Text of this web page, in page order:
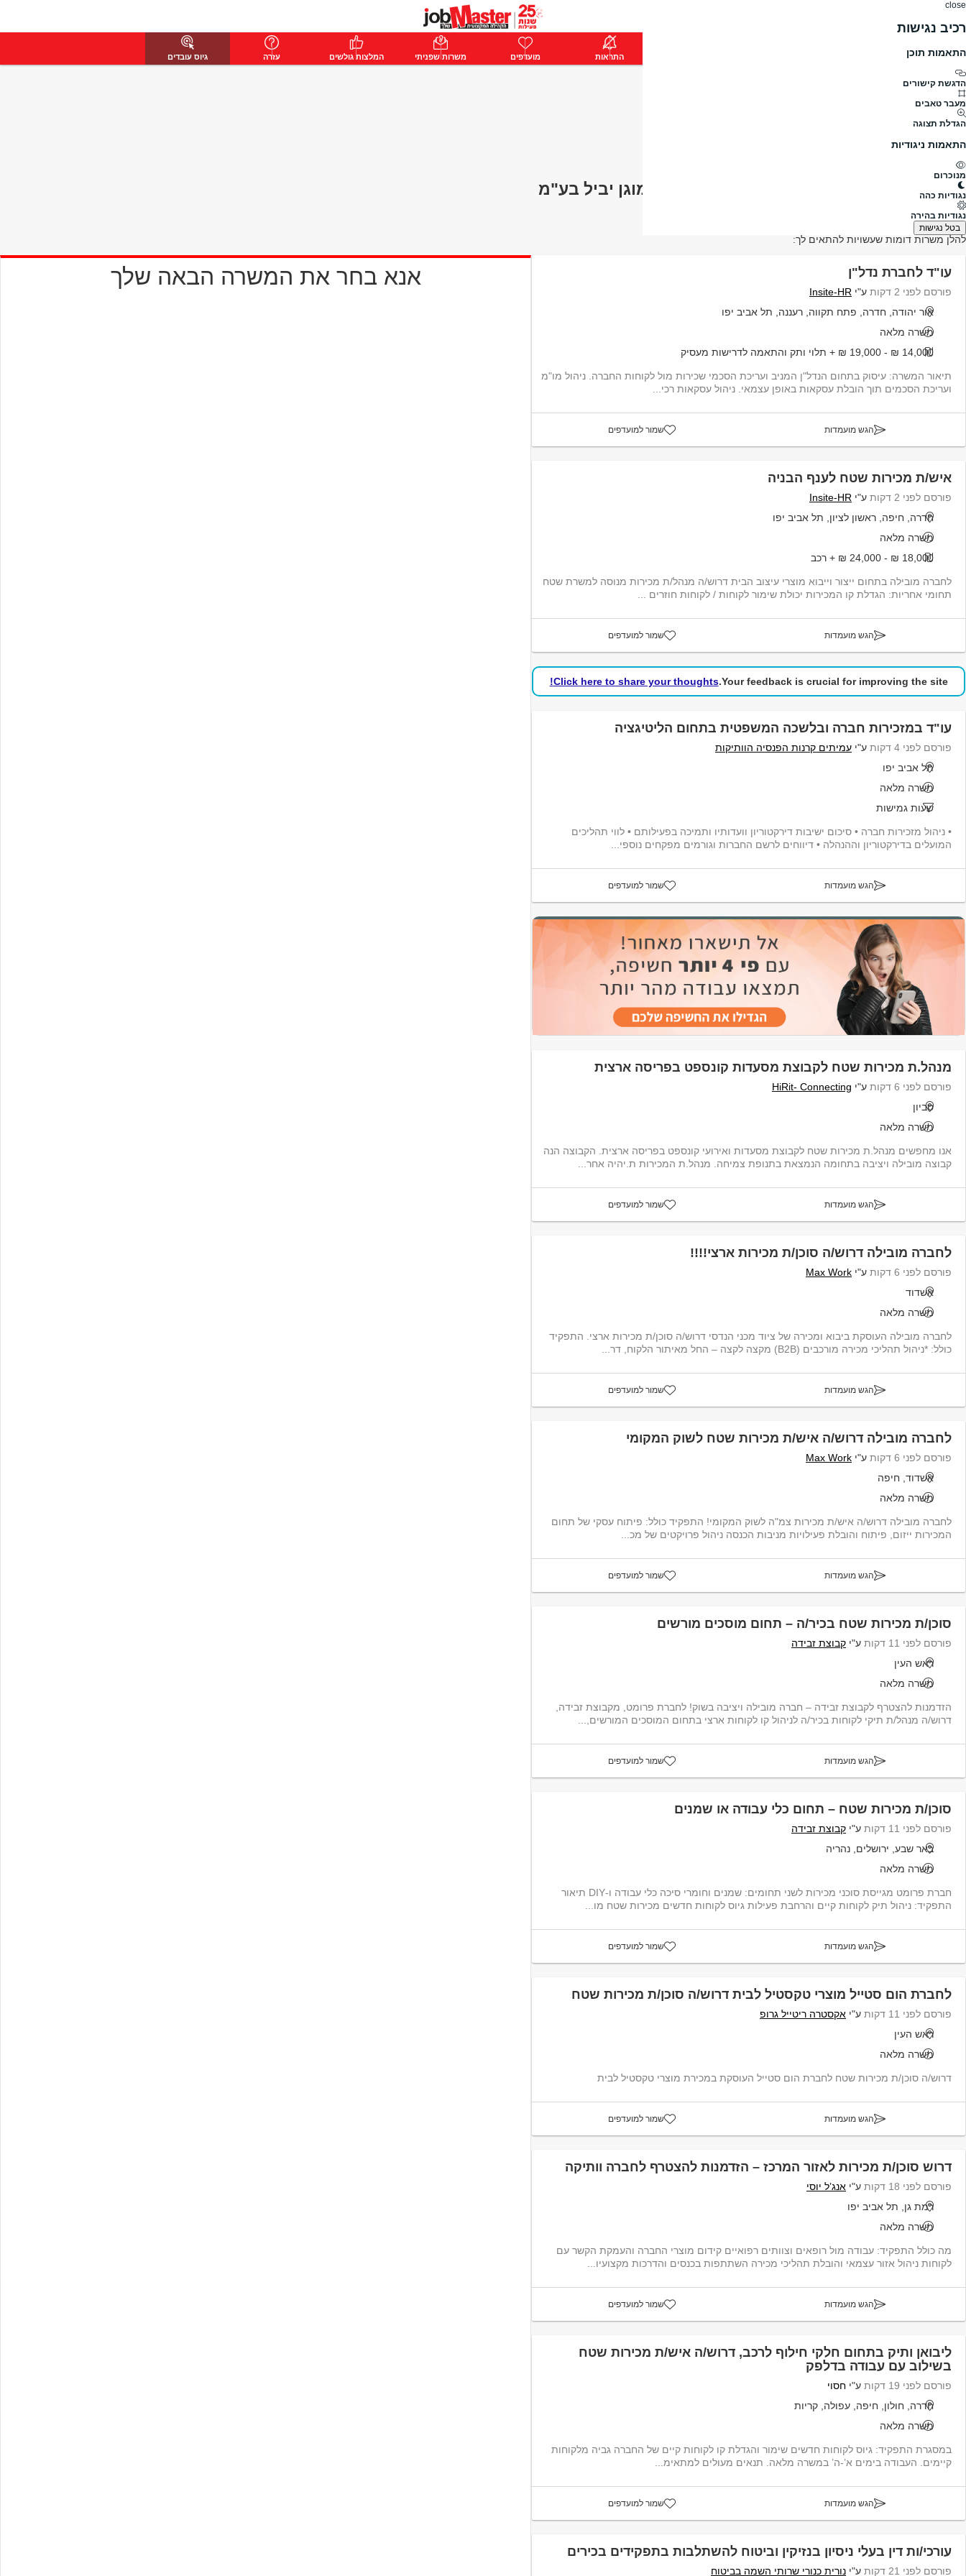
close
רכיב נגישות
התאמות תוכן
הדגשת קישורים
מעבר טאבים
הגדלת תצוגה
התאמות ניגודיות
מנוכרום
נגודיות כהה
נגודיות בהירה
בטל נגישות
פרימיום התחבר התראות מועדפים משרות שפניתי המלצות גולשים עזרה גיוס עובדים
דרושים
מרחב מוגן יביל בע"מ דרושים
גודל חברה
לא צויין
פרופיל חברה
לא מצאנו משרות רלוונטיות בחברת: מרחב מוגן יביל בע"מ
להלן משרות דומות שעשויות להתאים לך:
עו"ד לחברת נדל"ן
פורסם לפני 2 דקות ע"י Insite-HR
אור יהודה, חדרה, פתח תקווה, רעננה, תל אביב יפו
משרה מלאה
14,000 ₪ - 19,000 ₪ + תלוי ותק והתאמה לדרישות מעסיק
תיאור המשרה: עיסוק בתחום הנדל"ן המניב ועריכת הסכמי שכירות מול לקוחות החברה. ניהול מו"מ
ועריכת הסכמים תוך הובלת עסקאות באופן עצמאי. ניהול עסקאות רכי...
הגש מועמדות שמור למועדפים
איש/ת מכירות שטח לענף הבניה
פורסם לפני 2 דקות ע"י Insite-HR
חדרה, חיפה, ראשון לציון, תל אביב יפו
משרה מלאה
18,000 ₪ - 24,000 ₪ + רכב
לחברה מובילה בתחום ייצור וייבוא מוצרי עיצוב הבית דרוש/ה מנהל/ת מכירות מנוסה למשרת שטח
תחומי אחריות: הגדלת קו המכירות יכולת שימור לקוחות / לקוחות חוזרים ...
הגש מועמדות שמור למועדפים
Your feedback is crucial for improving the site.
Click here to share your thoughts!
עו"ד במזכירות חברה ובלשכה המשפטית בתחום הליטיגציה
פורסם לפני 4 דקות ע"י עמיתים קרנות הפנסיה הוותיקות
תל אביב יפו
משרה מלאה
שעות גמישות
• ניהול מזכירות חברה • סיכום ישיבות דירקטוריון וועדותיו ותמיכה בפעילותם • לווי תהליכים
המועלים בדירקטוריון וההנהלה • דיווחים לרשם החברות וגורמים מפקחים נוספי...
הגש מועמדות שמור למועדפים
מנהל.ת מכירות שטח לקבוצת מסעדות קונספט בפריסה ארצית
פורסם לפני 6 דקות ע"י HiRit- Connecting
סביון
משרה מלאה
אנו מחפשים מנהל.ת מכירות שטח לקבוצת מסעדות ואירועי קונספט בפריסה ארצית. הקבוצה הנה
קבוצה מובילה ויציבה בתחומה הנמצאת בתנופת צמיחה. מנהל.ת המכירות ת.יהיה אחר...
הגש מועמדות שמור למועדפים
לחברה מובילה דרוש/ה סוכן/ת מכירות ארצי!!!!
פורסם לפני 6 דקות ע"י Max Work
אשדוד
משרה מלאה
לחברה מובילה העוסקת ביבוא ומכירה של ציוד מכני הנדסי דרוש/ה סוכן/ת מכירות ארצי. התפקיד
כולל: *ניהול תהליכי מכירה מורכבים (B2B) מקצה לקצה – החל מאיתור הלקוח, דר...
הגש מועמדות שמור למועדפים
לחברה מובילה דרוש/ה איש/ת מכירות שטח לשוק המקומי
פורסם לפני 6 דקות ע"י Max Work
אשדוד, חיפה
משרה מלאה
לחברה מובילה דרוש/ה איש/ת מכירות צמ"ה לשוק המקומי! התפקיד כולל: פיתוח עסקי של תחום
המכירות ייזום, פיתוח והובלת פעילויות מניבות הכנסה ניהול פרויקטים של מכ...
הגש מועמדות שמור למועדפים
סוכן/ת מכירות שטח בכיר/ה – תחום מוסכים מורשים
פורסם לפני 11 דקות ע"י קבוצת זבידה
ראש העין
משרה מלאה
הזדמנות להצטרף לקבוצת זבידה – חברה מובילה ויציבה בשוק! לחברת פרומט, מקבוצת זבידה,
דרוש/ה מנהל/ת תיקי לקוחות בכיר/ה לניהול קו לקוחות ארצי בתחום המוסכים המורשים,...
הגש מועמדות שמור למועדפים
סוכן/ת מכירות שטח – תחום כלי עבודה או שמנים
פורסם לפני 11 דקות ע"י קבוצת זבידה
באר שבע, ירושלים, נהריה
משרה מלאה
חברת פרומט מגייסת סוכני מכירות לשני תחומים: שמנים וחומרי סיכה כלי עבודה ו-DIY תיאור
התפקיד: ניהול תיק לקוחות קיים והרחבת פעילות גיוס לקוחות חדשים מכירות שטח מו...
הגש מועמדות שמור למועדפים
לחברת הום סטייל מוצרי טקסטיל לבית דרוש/ה סוכן/ת מכירות שטח
פורסם לפני 11 דקות ע"י אקסטרה ריטייל גרופ
ראש העין
משרה מלאה
דרוש/ה סוכן/ת מכירות שטח לחברת הום סטייל העוסקת במכירת מוצרי טקסטיל לבית
הגש מועמדות שמור למועדפים
דרוש סוכן/ת מכירות לאזור המרכז – הזדמנות להצטרף לחברה וותיקה
פורסם לפני 18 דקות ע"י אנג’ל יוסי
רמת גן, תל אביב יפו
משרה מלאה
מה כולל התפקיד: עבודה מול רופאים וצוותים רפואיים קידום מוצרי החברה והעמקת הקשר עם
לקוחות ניהול אזור עצמאי והובלת תהליכי מכירה השתתפות בכנסים והדרכות מקצועיו...
הגש מועמדות שמור למועדפים
ליבואן ותיק בתחום חלקי חילוף לרכב, דרוש/ה איש/ת מכירות שטח
בשילוב עם עבודה בדלפק
פורסם לפני 19 דקות ע"י חסוי
חדרה, חולון, חיפה, עפולה, קריות
משרה מלאה
במסגרת התפקיד: גיוס לקוחות חדשים שימור והגדלת קו לקוחות קיים של החברה גביה מלקוחות
קיימים. העבודה בימים א’-ה’ במשרה מלאה. תנאים מעולים למתאימ...
הגש מועמדות שמור למועדפים
עורכי/ות דין בעלי ניסיון בנזיקין וביטוח להשתלבות בתפקידים בכירים
פורסם לפני 21 דקות ע"י נורית כנורי שרותי השמה בביטוח
אנא בחר את המשרה הבאה שלך